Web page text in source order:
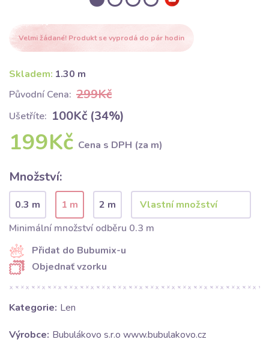
Velmi žádané! Produkt se vyprodá do pár hodin
Skladem: 1.30 m
Původní Cena: 299Kč
Ušetříte: 100Kč (34%)
199Kč Cena s DPH (za m)
Množství:
0.3 m 1 m
2 m
Minimální množství odběru 0.3 m
Přidat do Bubumix-u
Objednať vzorku
Kategorie: Len
Výrobce: Bubulákovo s.r.o www.bubulakovo.cz